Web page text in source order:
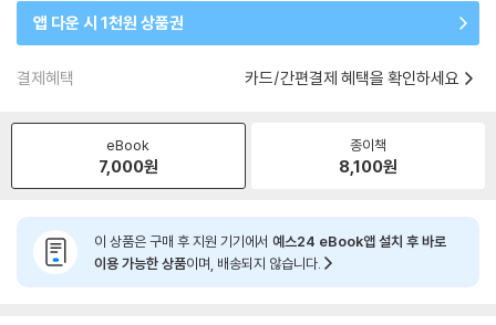
앱 다운 시 1천원 상품권
결제혜택 카드/간편결제 혜택을 확인하세요
eBook
7,000원
종이책
8,100원
이 상품은 구매 후 지원 기기에서 예스24 eBook앱 설치 후 바로
이용 가능한 상품이며, 배송되지 않습니다.